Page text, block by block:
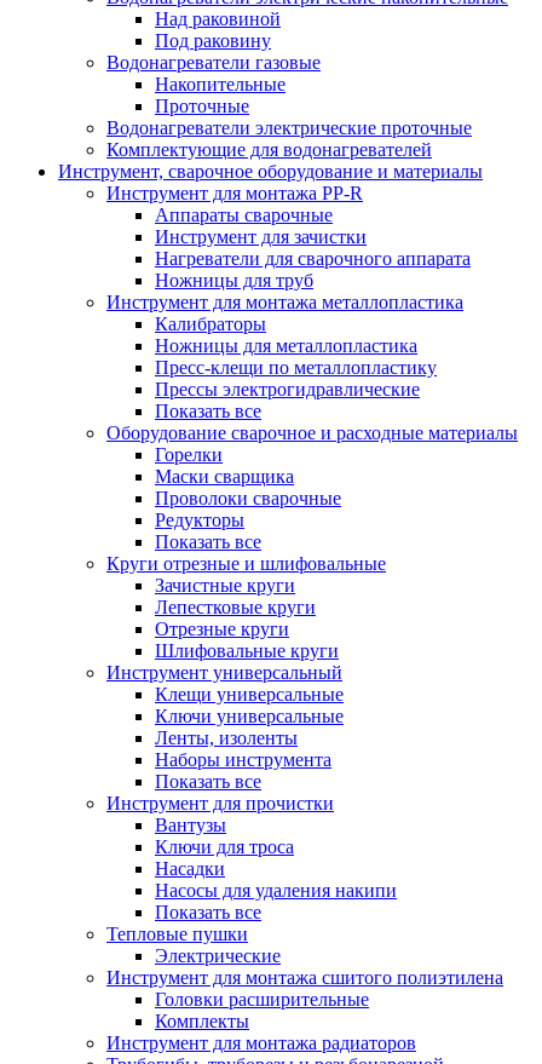
Над раковиной
Под раковину
Водонагреватели газовые
Накопительные
Проточные
Водонагреватели электрические проточные
Комплектующие для водонагревателей
Инструмент, сварочное оборудование и материалы
Инструмент для монтажа PP-R
Аппараты сварочные
Инструмент для зачистки
Нагреватели для сварочного аппарата
Ножницы для труб
Инструмент для монтажа металлопластика
Калибраторы
Ножницы для металлопластика
Пресс-клещи по металлопластику
Прессы электрогидравлические
Показать все
Оборудование сварочное и расходные материалы
Горелки
Маски сварщика
Проволоки сварочные
Редукторы
Показать все
Круги отрезные и шлифовальные
Зачистные круги
Лепестковые круги
Отрезные круги
Шлифовальные круги
Инструмент универсальный
Клещи универсальные
Ключи универсальные
Ленты, изоленты
Наборы инструмента
Показать все
Инструмент для прочистки
Вантузы
Ключи для троса
Насадки
Насосы для удаления накипи
Показать все
Тепловые пушки
Электрические
Инструмент для монтажа сшитого полиэтилена
Головки расширительные
Комплекты
Инструмент для монтажа радиаторов